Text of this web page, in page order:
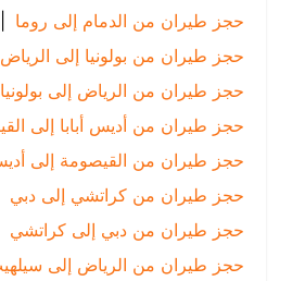
حجز طيران من الدمام إلى روما
|
حجز طيران من بولونيا إلى الرياض
|
حجز طيران من الرياض إلى بولونيا
|
حجز طيران من أديس أبابا إلى القيصومة
حجز طيران من القيصومة إلى أديس أبابا
حجز طيران من كراتشي إلى دبي |
حجز طيران من دبي إلى كراتشي |
حجز طيران من الرياض إلى سيلهيت |